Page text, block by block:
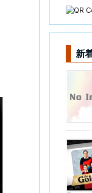
新